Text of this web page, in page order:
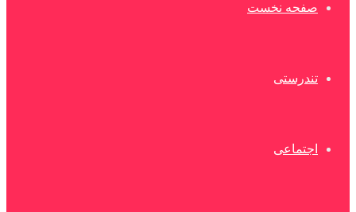
صفحه نخست
تندرستی
اجتماعی